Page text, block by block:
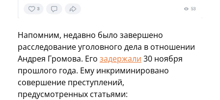
Напомним, недавно было завершено
расследование уголовного дела в отношении
Андрея Громова. Его задержали 30 ноября
прошлого года. Ему инкриминировано
совершение преступлений,
предусмотренных статьями: